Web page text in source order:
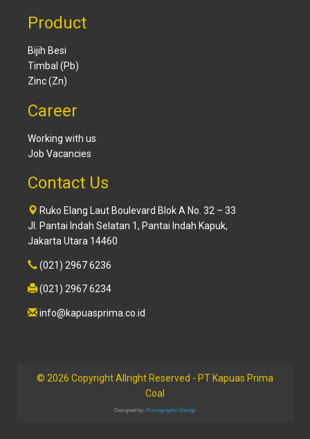
Product
Bijih Besi
Timbal (Pb)
Zinc (Zn)
Career
Working with us
Job Vacancies
Contact Us
Ruko Elang Laut Boulevard Blok A No. 32 – 33
Jl. Pantai Indah Selatan 1, Pantai Indah Kapuk,
Jakarta Utara 14460
(021) 2967 6236
(021) 2967 6234
info@kapuasprima.co.id
© 2026 Copyright Allright Reserved - PT Kapuas Prima
Coal
Designed by: Primagraphic Design